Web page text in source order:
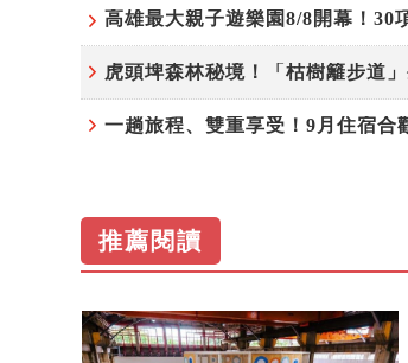
推薦閱讀